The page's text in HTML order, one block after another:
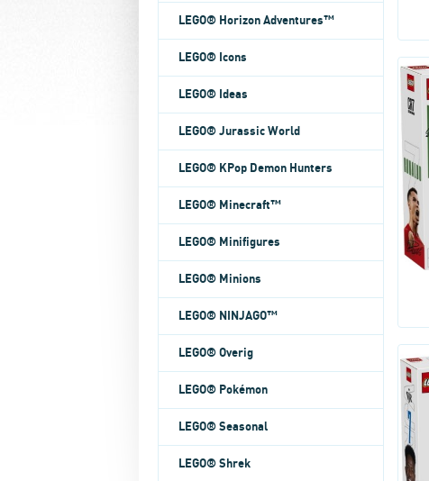
LEGO® Horizon Adventures™
LEGO® Icons
LEGO® Ideas
LEGO® Jurassic World
LEGO® KPop Demon Hunters
LEGO® Minecraft™
LEGO® Minifigures
LEGO® Minions
LEGO® NINJAGO™
LEGO® Overig
LEGO® Pokémon
LEGO® Seasonal
LEGO® Shrek